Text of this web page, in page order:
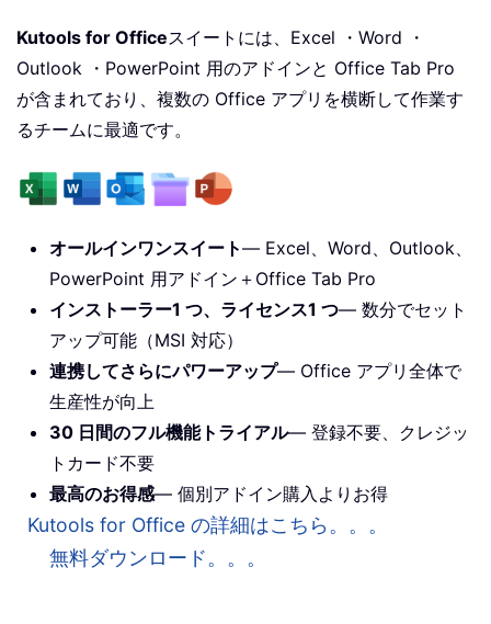
Kutools for Officeスイートには、Excel ・Word ・
Outlook ・PowerPoint 用のアドインと Office Tab Pro
が含まれており、複数の Office アプリを横断して作業す
るチームに最適です。
オールインワンスイート— Excel、Word、Outlook、
PowerPoint 用アドイン＋Office Tab Pro
インストーラー1 つ、ライセンス1 つ— 数分でセット
アップ可能（MSI 対応）
連携してさらにパワーアップ— Office アプリ全体で
生産性が向上
30 日間のフル機能トライアル— 登録不要、クレジッ
トカード不要
最高のお得感— 個別アドイン購入よりお得
Kutools for Office の詳細はこちら。。。
無料ダウンロード。。。